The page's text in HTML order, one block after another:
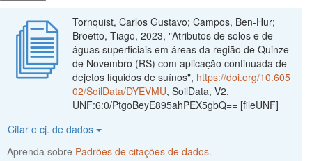
Tornquist, Carlos Gustavo; Campos, Ben-Hur;
Broetto, Tiago, 2023, "Atributos de solos e de
águas superficiais em áreas da região de Quinze
de Novembro (RS) com aplicação continuada de
dejetos líquidos de suínos", https://doi.org/10.605
02/SoilData/DYEVMU, SoilData, V2,
UNF:6:0/PtgoBeyE895ahPEX5gbQ== [fileUNF]
Citar o cj. de dados
Aprenda sobre Padrões de citações de dados.